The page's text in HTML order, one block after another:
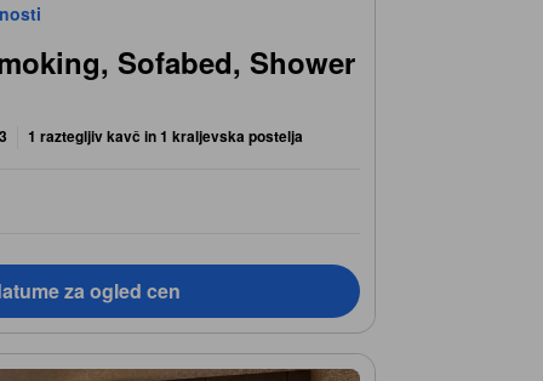
Sofabed, Shower
1 raztegljiv kavč in 1 kraljevska postelja
za ogled cen